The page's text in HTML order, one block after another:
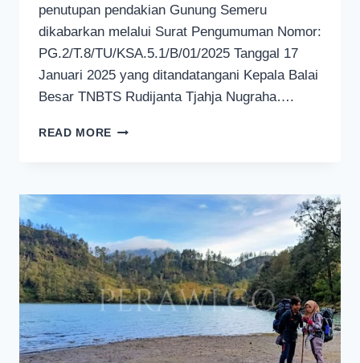
penutupan pendakian Gunung Semeru
dikabarkan melalui Surat Pengumuman Nomor:
PG.2/T.8/TU/KSA.5.1/B/01/2025 Tanggal 17
Januari 2025 yang ditandatangani Kepala Balai
Besar TNBTS Rudijanta Tjahja Nugraha….
READ MORE PENDAKIAN
DITUTUP
FEBRUARI
2025